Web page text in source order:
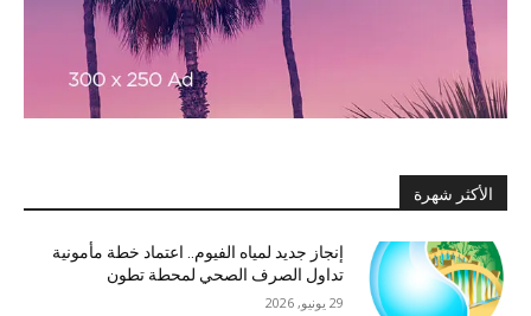
الأكثر شهرة
إنجاز جديد لمياه الفيوم.. اعتماد خطة مأمونية
تداول الصرف الصحي لمحطة تطون
29 يونيو, 2026